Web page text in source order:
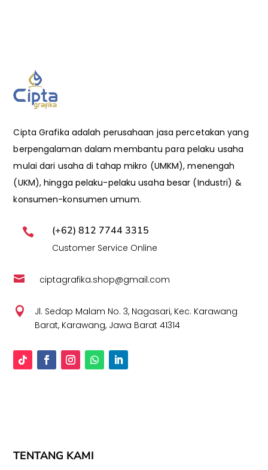
Cipta Grafika adalah perusahaan jasa percetakan yang
berpengalaman dalam membantu para pelaku usaha
mulai dari usaha di tahap mikro (UMKM), menengah
(UKM), hingga pelaku-pelaku usaha besar (Industri) &
konsumen-konsumen umum.
 (+62) 812 7744 3315
Customer Service Online
 ciptagrafika.shop@gmail.com

Jl. Sedap Malam No. 3, Nagasari, Kec. Karawang
Barat, Karawang, Jawa Barat 41314
TENTANG KAMI